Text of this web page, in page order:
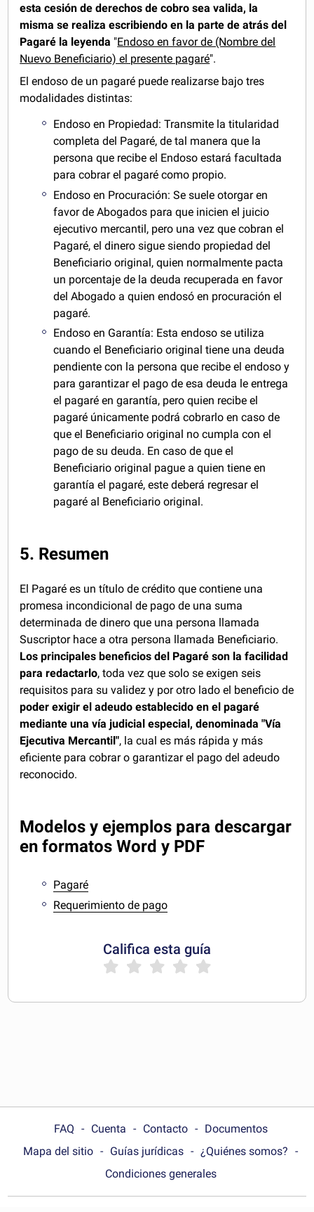
esta cesión de derechos de cobro sea valida, la
misma se realiza escribiendo en la parte de atrás del
Pagaré la leyenda "Endoso en favor de (Nombre del
Nuevo Beneficiario) el presente pagaré".
El endoso de un pagaré puede realizarse bajo tres
modalidades distintas:
Endoso en Propiedad: Transmite la titularidad
completa del Pagaré, de tal manera que la
persona que recibe el Endoso estará facultada
para cobrar el pagaré como propio.
Endoso en Procuración: Se suele otorgar en
favor de Abogados para que inicien el juicio
ejecutivo mercantil, pero una vez que cobran el
Pagaré, el dinero sigue siendo propiedad del
Beneficiario original, quien normalmente pacta
un porcentaje de la deuda recuperada en favor
del Abogado a quien endosó en procuración el
pagaré.
Endoso en Garantía: Esta endoso se utiliza
cuando el Beneficiario original tiene una deuda
pendiente con la persona que recibe el endoso y
para garantizar el pago de esa deuda le entrega
el pagaré en garantía, pero quien recibe el
pagaré únicamente podrá cobrarlo en caso de
que el Beneficiario original no cumpla con el
pago de su deuda. En caso de que el
Beneficiario original pague a quien tiene en
garantía el pagaré, este deberá regresar el
pagaré al Beneficiario original.
5. Resumen
El Pagaré es un título de crédito que contiene una
promesa incondicional de pago de una suma
determinada de dinero que una persona llamada
Suscriptor hace a otra persona llamada Beneficiario.
Los principales beneficios del Pagaré son la facilidad
para redactarlo, toda vez que solo se exigen seis
requisitos para su validez y por otro lado el beneficio de
poder exigir el adeudo establecido en el pagaré
mediante una vía judicial especial, denominada "Vía
Ejecutiva Mercantil", la cual es más rápida y más
eficiente para cobrar o garantizar el pago del adeudo
reconocido.
Modelos y ejemplos para descargar
en formatos Word y PDF
Pagaré
Requerimiento de pago
Califica esta guía
FAQ Cuenta Contacto
Documentos
Mapa del sitio
Guías jurídicas
¿Quiénes somos?
Condiciones generales